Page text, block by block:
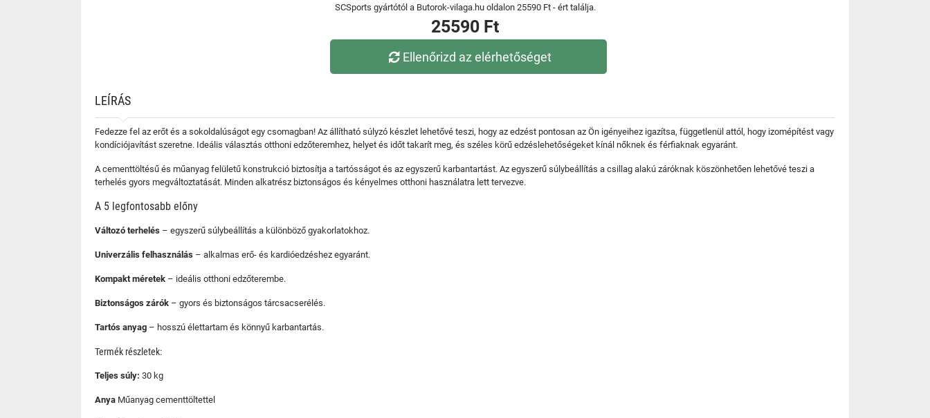
SCSports gyártótól a Butorok-vilaga.hu oldalon 25590 Ft - ért találja.
25590 Ft
Ellenőrizd az elérhetőséget
LEÍRÁS
Fedezze fel az erőt és a sokoldalúságot egy csomagban! Az állítható súlyzó készlet lehetővé teszi, hogy az edzést pontosan az Ön igényeihez igazítsa, függetlenül attól, hogy izomépítést vagy
kondíciójavítást szeretne. Ideális választás otthoni edzőteremhez, helyet és időt takarít meg, és széles körű edzéslehetőségeket kínál nőknek és férfiaknak egyaránt.
A cementtöltésű és műanyag felületű konstrukció biztosítja a tartósságot és az egyszerű karbantartást. Az egyszerű súlybeállítás a csillag alakú záróknak köszönhetően lehetővé teszi a
terhelés gyors megváltoztatását. Minden alkatrész biztonságos és kényelmes otthoni használatra lett tervezve.
A 5 legfontosabb előny
Változó terhelés – egyszerű súlybeállítás a különböző gyakorlatokhoz.
Univerzális felhasználás – alkalmas erő- és kardióedzéshez egyaránt.
Kompakt méretek – ideális otthoni edzőterembe.
Biztonságos zárók – gyors és biztonságos tárcsacserélés.
Tartós anyag – hosszú élettartam és könnyű karbantartás.
Termék részletek:
Teljes súly: 30 kg
Anya Műanyag cementtöltettel